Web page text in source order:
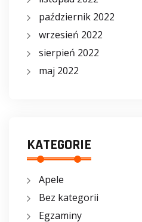
październik 2022
wrzesień 2022
sierpień 2022
maj 2022
KATEGORIE
Apele
Bez kategorii
Egzaminy